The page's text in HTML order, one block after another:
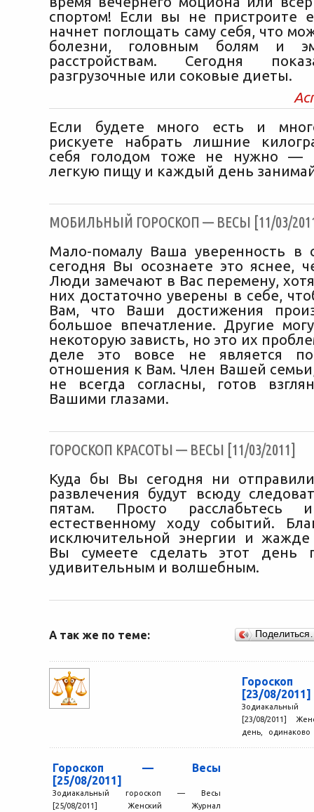
спортом! Если вы не пристроите
начнет поглощать саму себя, что
болезни, головным болям и
расстройствам. Сегодня
разгрузочные или соковые диеты.
Если будете много есть и
рискуете набрать лишние
себя голодом тоже не нужно —
легкую пищу и каждый день
МОБИЛЬНЫЙ ГОРОСКОП — ВЕСЫ [11/03/
Мало-помалу Ваша уверенность в
сегодня Вы осознаете это яснее,
Люди замечают в Вас перемену,
них достаточно уверены в себе,
Вам, что Ваши достижения
большое впечатление. Другие
некоторую зависть, но это их
деле это вовсе не является
отношения к Вам. Член Вашей
не всегда согласны, готов
Вашими глазами.
ГОРОСКОП КРАСОТЫ — ВЕСЫ [11/03/2011]
Куда бы Вы сегодня ни
развлечения будут всюду
пятам. Просто расслабьтесь
естественному ходу событий.
исключительной энергии и
Вы сумеете сделать этот день
удивительным и волшебным.
А так же по теме:
[23/08/2011]
[23/08/2011]
день,
Гороскоп — Весы
[25/08/2011]
Зодиакальный гороскоп — Весы
[25/08/2011] Женский Журнал